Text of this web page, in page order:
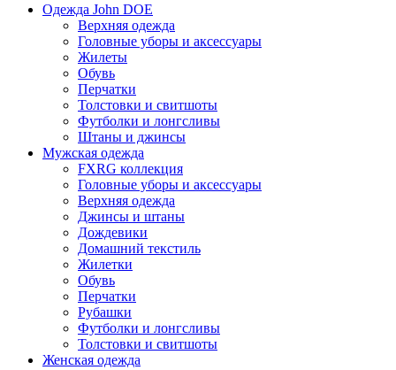
Одежда John DOE
Верхняя одежда
Головные уборы и аксессуары
Жилеты
Обувь
Перчатки
Толстовки и свитшоты
Футболки и лонгсливы
Штаны и джинсы
Мужская одежда
FXRG коллекция
Головные уборы и аксессуары
Верхняя одежда
Джинсы и штаны
Дождевики
Домашний текстиль
Жилетки
Обувь
Перчатки
Рубашки
Футболки и лонгсливы
Толстовки и свитшоты
Женская одежда